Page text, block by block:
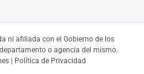
ni afiliada con el Gobierno de los
o agencia del mismo.
| Política de Privacidad